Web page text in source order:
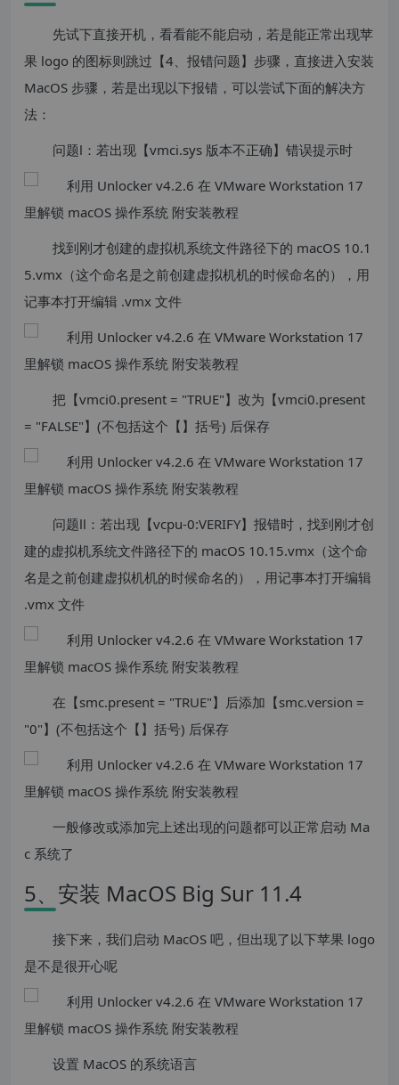
先试下直接开机，看看能不能启动，若是能正常出现苹
果 logo 的图标则跳过【4、报错问题】步骤，直接进入安装
MacOS 步骤，若是出现以下报错，可以尝试下面的解决方
法：
问题Ⅰ：若出现【vmci.sys 版本不正确】错误提示时
找到刚才创建的虚拟机系统文件路径下的 macOS 10.1
5.vmx（这个命名是之前创建虚拟机机的时候命名的），用
记事本打开编辑 .vmx 文件
把【vmci0.present = "TRUE"】改为【vmci0.present
= "FALSE"】(不包括这个【】括号) 后保存
问题Ⅱ：若出现【vcpu-0:VERIFY】报错时，找到刚才创
建的虚拟机系统文件路径下的 macOS 10.15.vmx（这个命
名是之前创建虚拟机机的时候命名的），用记事本打开编辑
.vmx 文件
在【smc.present = "TRUE"】后添加【smc.version =
"0"】(不包括这个【】括号) 后保存
一般修改或添加完上述出现的问题都可以正常启动 Ma
c 系统了
5、安装 MacOS Big Sur 11.4
接下来，我们启动 MacOS 吧，但出现了以下苹果 logo
是不是很开心呢
设置 MacOS 的系统语言